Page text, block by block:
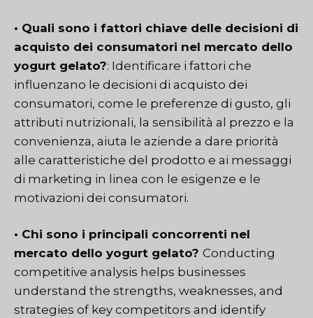
• Quali sono i fattori chiave delle decisioni di
acquisto dei consumatori nel mercato dello
yogurt gelato?: Identificare i fattori che
influenzano le decisioni di acquisto dei
consumatori, come le preferenze di gusto, gli
attributi nutrizionali, la sensibilità al prezzo e la
convenienza, aiuta le aziende a dare priorità
alle caratteristiche del prodotto e ai messaggi
di marketing in linea con le esigenze e le
motivazioni dei consumatori.
• Chi sono i principali concorrenti nel
mercato dello yogurt gelato? Conducting
competitive analysis helps businesses
understand the strengths, weaknesses, and
strategies of key competitors and identify